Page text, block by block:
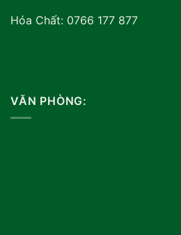
Hóa Chất: 0766 177 877
VĂN PHÒNG: